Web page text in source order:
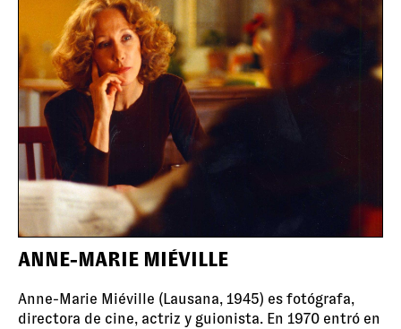
ANNE-MARIE MIÉVILLE
Anne-Marie Miéville (Lausana, 1945) es fotógrafa,
directora de cine, actriz y guionista. En 1970 entró en